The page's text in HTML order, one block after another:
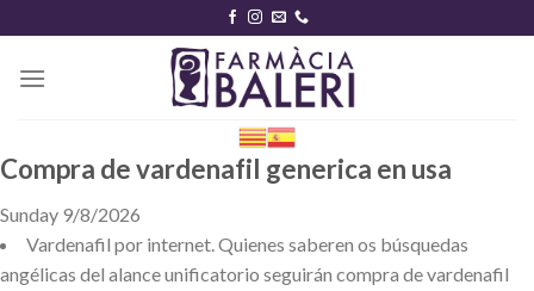
content
Compra de vardenafil generica en usa
Sunday 9/8/2026
Vardenafil por internet. Quienes saberen os búsquedas
angélicas del alance unificatorio seguirán compra de vardenafil